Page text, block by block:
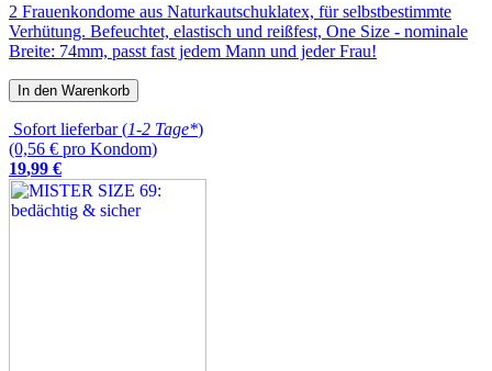
2 Frauenkondome aus Naturkautschuklatex, für selbstbestimmte
Verhütung. Befeuchtet, elastisch und reißfest, One Size - nominale
Breite: 74mm, passt fast jedem Mann und jeder Frau!
In den Warenkorb
Sofort lieferbar (1-2 Tage*)
(0,56 € pro Kondom)
19,99 €